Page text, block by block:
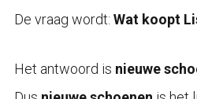
De vraag wordt: Wat koopt
Het antwoord is nieuwe